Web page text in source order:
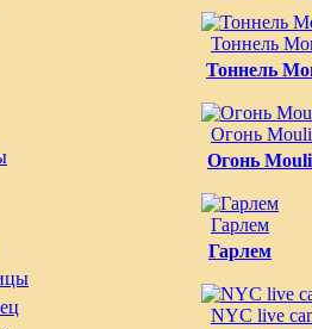
Тоннель
Тоннель
Огонь
Огонь
Гарлем
Гарлем
NYC live